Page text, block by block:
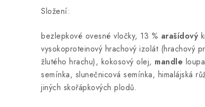
Složení:
bezlepkové ovesné vločky, 13 % arašídový
vysokoproteinový hrachový izolát (hrachový
žlutého hrachu), kokosový olej, mandle
semínka, slunečnicová semínka, himalájská
jiných skořápkových plodů.